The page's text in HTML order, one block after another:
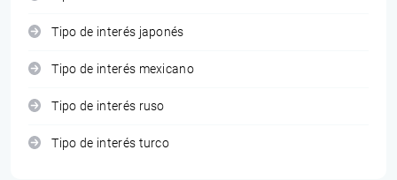
Tipo de interés japonés
Tipo de interés mexicano
Tipo de interés ruso
Tipo de interés turco